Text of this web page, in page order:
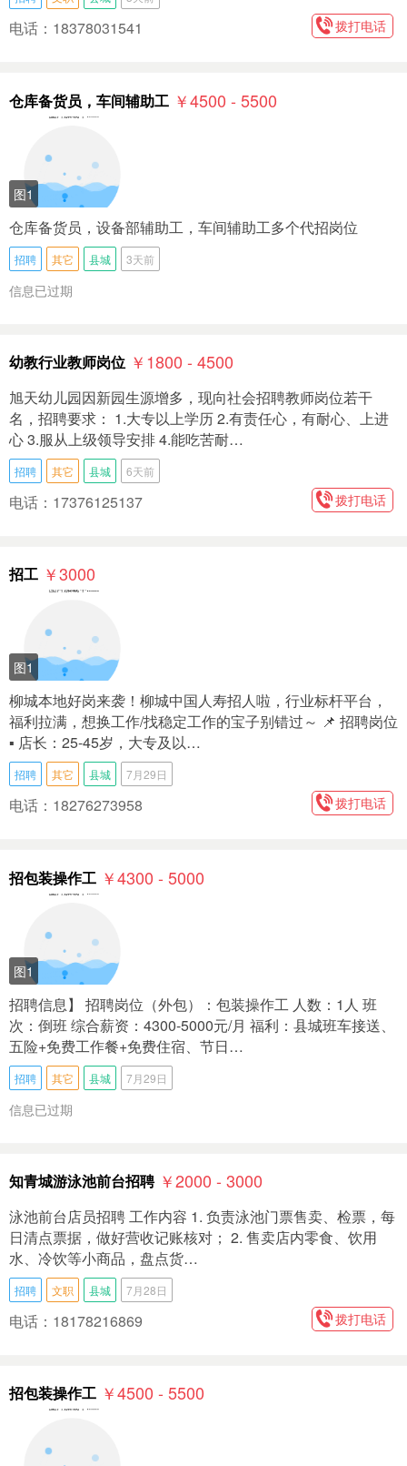
电话：18378031541 拨打电话
仓库备货员，车间辅助工 ￥4500 - 5500
图1
仓库备货员，设备部辅助工，车间辅助工多个代招岗位
招聘 其它 县城 3天前
信息已过期
幼教行业教师岗位 ￥1800 - 4500
旭天幼儿园因新园生源增多，现向社会招聘教师岗位若干
名，招聘要求： 1.大专以上学历 2.有责任心，有耐心、上进
心 3.服从上级领导安排 4.能吃苦耐…
招聘 其它 县城 6天前
电话：17376125137 拨打电话
招工 ￥3000
图1
柳城本地好岗来袭！柳城中国人寿招人啦，行业标杆平台，
福利拉满，想换工作/找稳定工作的宝子别错过～ 📌 招聘岗位
▪️ 店长：25-45岁，大专及以…
招聘 其它 县城 7月29日
电话：18276273958 拨打电话
招包装操作工 ￥4300 - 5000
图1
招聘信息】 招聘岗位（外包）：包装操作工 人数：1人 班
次：倒班 综合薪资：4300-5000元/月 福利：县城班车接送、
五险+免费工作餐+免费住宿、节日…
招聘 其它 县城 7月29日
信息已过期
知青城游泳池前台招聘 ￥2000 - 3000
泳池前台店员招聘 工作内容 1. 负责泳池门票售卖、检票，每
日清点票据，做好营收记账核对； 2. 售卖店内零食、饮用
水、冷饮等小商品，盘点货…
招聘 文职 县城 7月28日
电话：18178216869 拨打电话
招包装操作工 ￥4500 - 5500